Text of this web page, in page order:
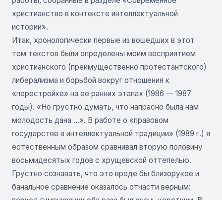
христианство в контексте интеллектуальной
истории».
Итак, хронологически первые из вошедших в этот
том текстов были определены моим восприятием
христианского (преимущественно протестантского)
либерализма и борьбой вокруг отношения к
«перестройке» на ее ранних этапах (1986 — 1987
годы). «Но грустно думать, что напрасно была нам
молодость дана ...». В работе о «правовом
государстве в интеллектуальной традиции» (1989 г.) я
естественным образом сравнивал вторую половину
восьмидесятых годов с хрущевской оттепелью.
Грустно сознавать, что это вроде бы близорукое и
банальное сравнение оказалось отчасти верным: